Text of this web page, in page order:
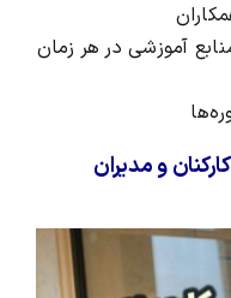
آموزشی در هر زمان
و مدیران